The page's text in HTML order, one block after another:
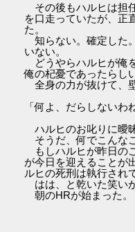
その後もハルヒは担
を口走っていたが、正
た。
知らない。確定した
いない。
どうやらハルヒが俺
俺の杞憂であったらし
全身の力が抜けて、
「何よ、だらしないわ
ハルヒのお叱りに曖
そうだ、何でこんな
もしハルヒが昨日の
が今日を迎えることが
ルヒの死刑は執行され
はは、と乾いた笑い
朝のHRが始まった。